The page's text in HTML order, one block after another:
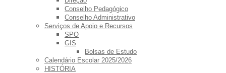
Conselho Pedagógico
Conselho Administrativo
Serviços de Apoio e Recursos
SPO
GIS
Bolsas de Estudo
Calendário Escolar 2025/2026
HISTÓRIA